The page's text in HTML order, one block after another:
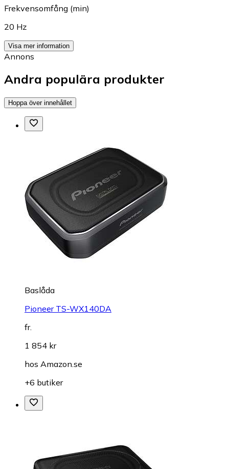
Frekvensomfång (min)
20 Hz
Visa mer information
Annons
Andra populära produkter
Hoppa över innehållet
Baslåda
Pioneer TS-WX140DA
fr.
1 854 kr
hos Amazon.se
+6 butiker